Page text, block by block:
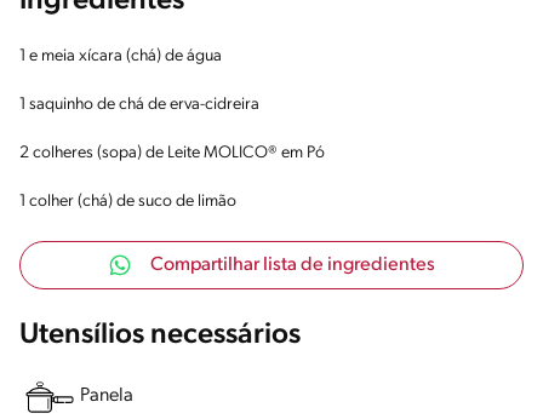
1 e meia xícara (chá) de água
1 saquinho de chá de erva-cidreira
2 colheres (sopa) de Leite MOLICO® em Pó
1 colher (chá) de suco de limão
Compartilhar lista de ingredientes
Utensílios necessários
Panela